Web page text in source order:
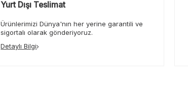
Yurt Dışı Teslimat
Ürünlerimizi Dünya'nın her yerine garantili ve
sigortalı olarak gönderiyoruz.
Detaylı Bilgi